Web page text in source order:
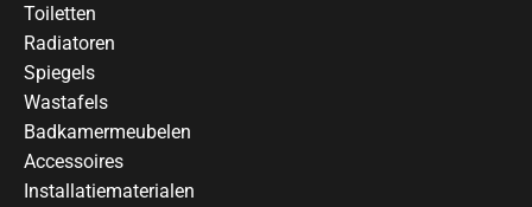
Toiletten
Radiatoren
Spiegels
Wastafels
Badkamermeubelen
Accessoires
Installatiematerialen